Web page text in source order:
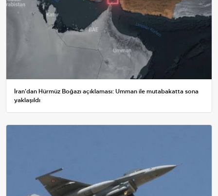
İran'dan Hürmüz Boğazı açıklaması: Umman ile mutabakatta sona
yaklaşıldı